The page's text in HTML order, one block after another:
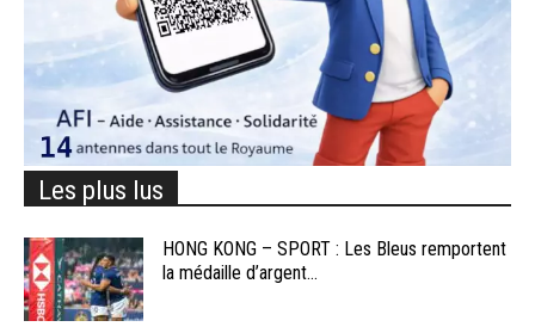
Les plus lus
HONG KONG – SPORT : Les Bleus remportent
la médaille d’argent...